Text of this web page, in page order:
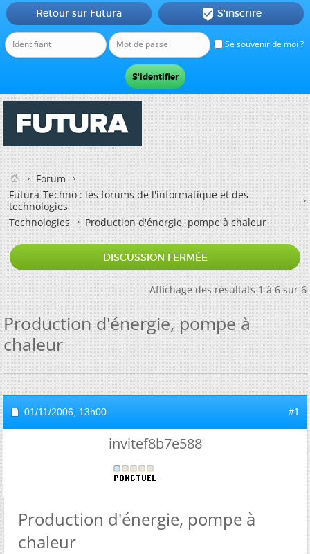
Se souvenir de moi ?
Retour sur Futura  S'inscrire
Forum
Futura-Techno : les forums de l'informatique et des
technologies
Technologies
Production d'énergie, pompe à chaleur
DISCUSSION FERMÉE
Affichage des résultats 1 à 6 sur 6
Production d'énergie, pompe à
chaleur
01/11/2006, 13h00 #1
invitef8b7e588
Production d'énergie, pompe à
chaleur